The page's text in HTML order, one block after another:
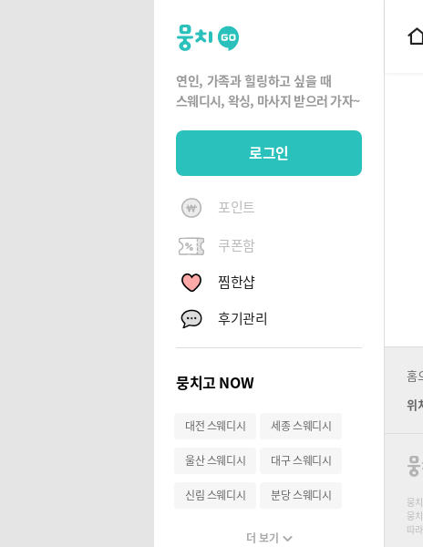
뭉
치
고
연인, 가족과 힐링하고 싶을 때
스웨디시, 왁싱, 마사지 받으러 가자~
로그인
포인트
쿠폰함
찜한샵
후기관리
뭉치고 NOW
대전 스웨디시 세종 스웨디시
울산 스웨디시 대구 스웨디시
신림 스웨디시 분당 스웨디시
더 보기
홈
위
뭉
뭉
따